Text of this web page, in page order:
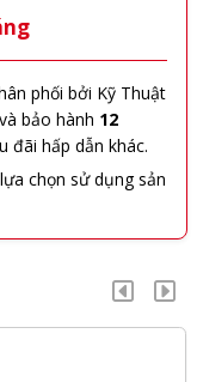
phối bởi Kỹ Thuật
bảo hành 12
đãi hấp dẫn khác.
chọn sử dụng sản